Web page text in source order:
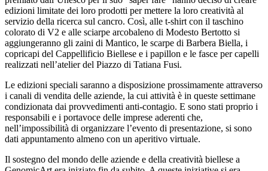
edizioni limitate dei loro prodotti per mettere la loro creatività al
servizio della ricerca sul cancro. Così, alle t-shirt con il taschino
colorato di V2 e alle sciarpe arcobaleno di Modesto Bertotto si
aggiungeranno gli zaini di Mantico, le scarpe di Barbera Biella, i
copricapi del Cappellificio Biellese e i papillon e le fasce per capelli
realizzati nell’atelier del Piazzo di Tatiana Fusi.
Le edizioni speciali saranno a disposizione prossimamente attraverso
i canali di vendita delle aziende, la cui attività è in queste settimane
condizionata dai provvedimenti anti-contagio. E sono stati proprio i
responsabili e i portavoce delle imprese aderenti che,
nell’impossibilità di organizzare l’evento di presentazione, si sono
dati appuntamento almeno con un aperitivo virtuale.
Il sostegno del mondo delle aziende e della creatività biellese a